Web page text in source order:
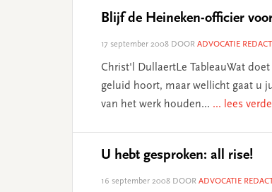
Blijf de Heineken-officier
17 september 2008 DOOR ADVOCATIE
Christ'l DullaertLe TableauWat
geluid hoort, maar wellicht gaat u
van het werk houden... ... lees
U hebt gesproken: all rise!
16 september 2008 DOOR ADVOCATIE